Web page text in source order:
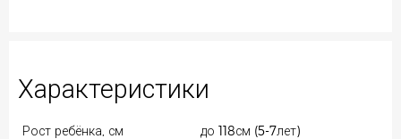
Характеристики
Рост ребёнка, см
до 118см (5-7лет)